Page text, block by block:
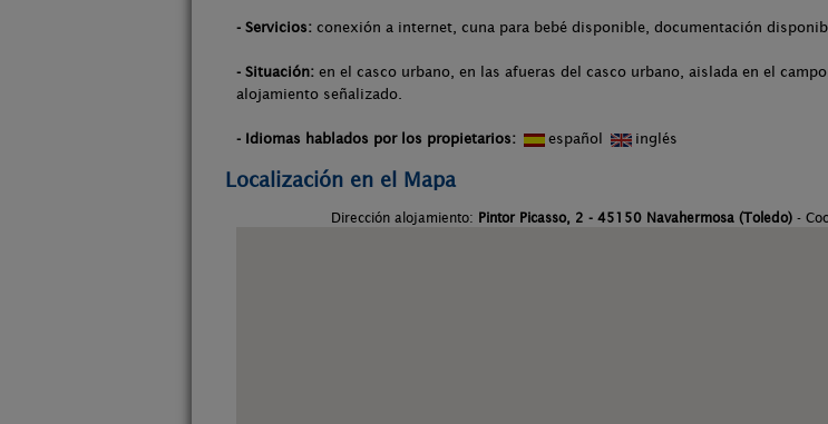
- Servicios: conexión a internet, cuna para bebé disponible, documentación
- Situación: en el casco urbano, en las afueras del casco urbano, aislada en el
alojamiento señalizado.
- Idiomas hablados por los propietarios: español inglés
Localización en el Mapa
Dirección alojamiento: Pintor Picasso, 2 - 45150 Navahermosa (Toledo) -